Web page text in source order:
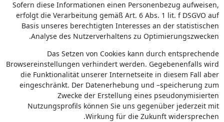
Sofern diese Informationen einen Personenbezug aufweisen,
erfolgt die Verarbeitung gemäß Art. 6 Abs. 1 lit. f DSGVO auf
Basis unseres berechtigten Interesses an der statistischen
Analyse des Nutzerverhaltens zu Optimierungszwecken.
Das Setzen von Cookies kann durch entsprechende
Browsereinstellungen verhindert werden. Gegebenenfalls wird
die Funktionalität unserer Internetseite in diesem Fall aber
eingeschränkt. Der Datenerhebung und –speicherung zum
Zwecke der Erstellung eines pseudonymisierten
Nutzungsprofils können Sie uns gegenüber jederzeit mit
Wirkung für die Zukunft widersprechen.